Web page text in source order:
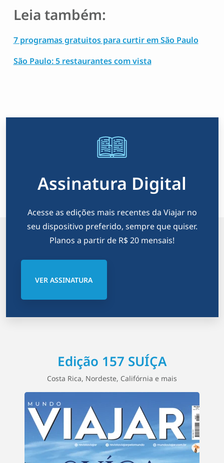
Leia também:
7 programas gratuitos para curtir em São Paulo
São Paulo: 5 restaurantes com vista
Assinatura Digital
Acesse as edições mais recentes da Viajar no
seu dispositivo preferido, sempre que quiser.
Planos a partir de R$ 20 mensais!
VER ASSINATURA
Edição 157 SUÍÇA
Costa Rica, Nordeste, Califórnia e mais